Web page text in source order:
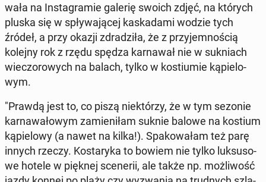
wa­ła na In­sta­gra­mie galerię swoich zdjęć, na których
pluska się w spły­wa­ją­cej ka­ska­da­mi wodzie tych
źródeł, a przy okazji zdra­dzi­ła, że z przy­jem­no­ścią
kolejny rok z rzędu spędza kar­na­wał nie w suk­niach
wie­czo­ro­wych na balach, tylko w ko­stiu­mie ką­pie­lo­
wym.
"Prawdą jest to, co piszą nie­któ­rzy, że w tym sezonie
kar­na­wa­ło­wym za­mie­ni­łam suknie balowe na kostium
ką­pie­lo­wy (a nawet na kilka!). Spa­ko­wa­łam też parę
innych rzeczy. Ko­sta­ry­ka to bowiem nie tylko luk­su­so­
we hotele w pięknej sce­ne­rii, ale także np. moż­li­wość